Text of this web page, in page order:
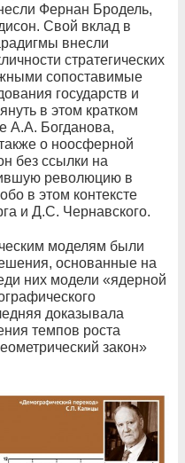
Фернан Бродель,
Свой вклад в
внесли
стратегических
сопоставимые
государств и
в этом кратком
А.А. Богданова,
о ноосферной
без ссылки на
революцию в
в этом контексте
и Д.С. Чернавского.
моделям были
основанные на
них модели «ядерной
доказывала
темпов роста
закон»